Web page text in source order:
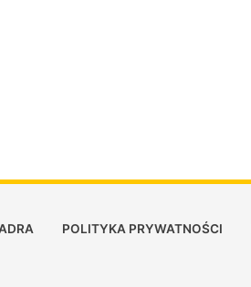
POLITYKA PRYWATNOŚCI